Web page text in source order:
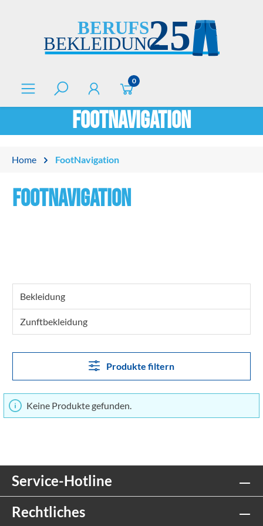
0
FootNavigation
Home FootNavigation
FootNavigation
Bekleidung
Zunftbekleidung
Produkte filtern
Keine Produkte gefunden.
Service-Hotline
Rechtliches